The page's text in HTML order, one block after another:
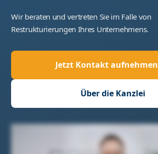
Wir beraten und vertreten Sie im Falle von
Restrukturierungen Ihres Unternehmens.
Jetzt Kontakt aufnehmen
Über die Kanzlei